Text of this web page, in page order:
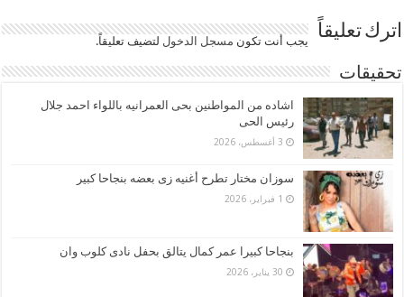
اترك تعليقاً يجب أنت تكون مسجل الدخول لتضيف تعليقاً.
تحقيقات
اشاده من المواطنين بحى العمرانيه باللواء احمد جلال
رئيس الحى
3 أغسطس، 2026
سوزان مختار تطرح أغنيه زى بعضه بنجاحا كبير
1 فبراير، 2026
بنجاحا كبيرا عمر كمال يتالق بحفل نادى كلوب وان
30 يناير، 2026